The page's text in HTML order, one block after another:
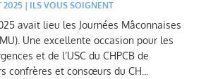
2025 | ILS VOUS SOIGNENT
avait lieu les Journées Mâconnaises
Une excellente occasion pour les
et de l’USC du CHPCB de
confrères et consœurs du CH...